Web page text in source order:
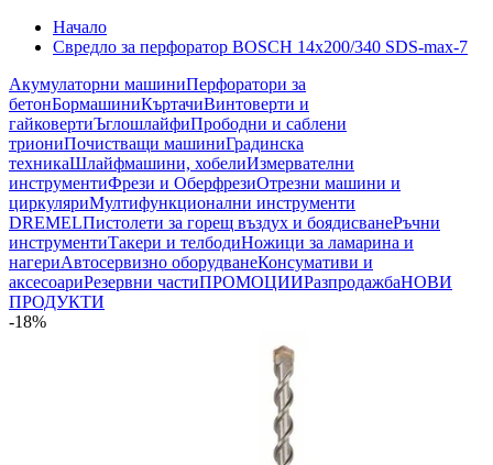
Начало
Свредло за перфоратор BOSCH 14х200/340 SDS-max-7
Акумулаторни машиниПерфоратори за
бетонБормашиниКъртачиВинтоверти и
гайковертиЪглошлайфиПрободни и саблени
триониПочистващи машиниГрадинска
техникаШлайфмашини, хобелиИзмервателни
инструментиФрези и ОберфрезиОтрезни машини и
циркуляриМултифункционални инструменти
DREMELПистолети за горещ въздух и боядисванеРъчни
инструментиТакери и телбодиНожици за ламарина и
нагериАвтосервизно оборудванеКонсумативи и
аксесоариРезервни частиПРОМОЦИИРазпродажбаНОВИ
ПРОДУКТИ
-18%